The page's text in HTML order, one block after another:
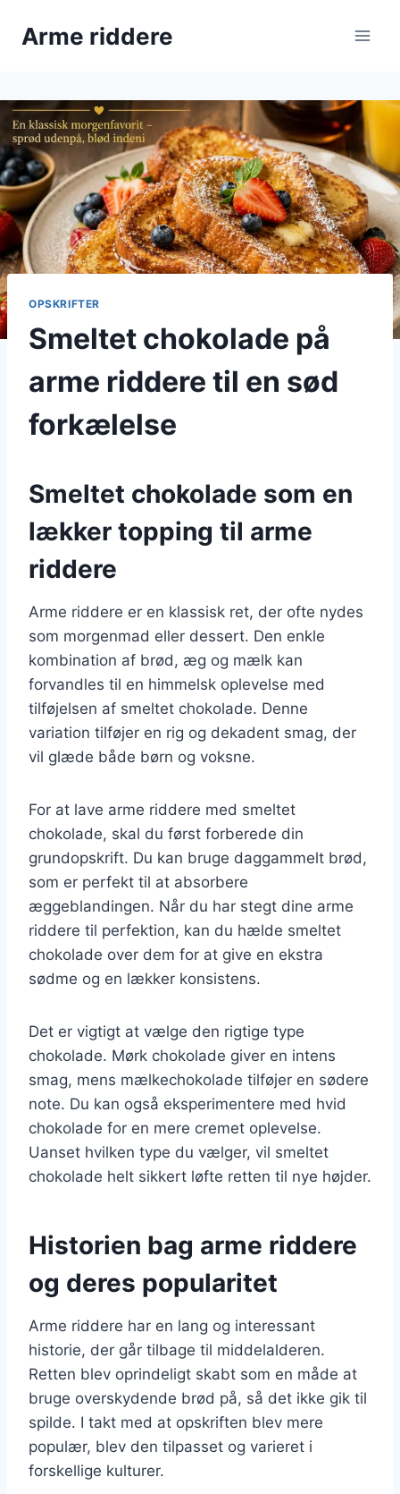
Arme riddere
OPSKRIFTER
Smeltet chokolade på
arme riddere til en sød
forkælelse
Smeltet chokolade som en
lækker topping til arme
riddere
Arme riddere er en klassisk ret, der ofte nydes
som morgenmad eller dessert. Den enkle
kombination af brød, æg og mælk kan
forvandles til en himmelsk oplevelse med
tilføjelsen af smeltet chokolade. Denne
variation tilføjer en rig og dekadent smag, der
vil glæde både børn og voksne.
For at lave arme riddere med smeltet
chokolade, skal du først forberede din
grundopskrift. Du kan bruge daggammelt brød,
som er perfekt til at absorbere
æggeblandingen. Når du har stegt dine arme
riddere til perfektion, kan du hælde smeltet
chokolade over dem for at give en ekstra
sødme og en lækker konsistens.
Det er vigtigt at vælge den rigtige type
chokolade. Mørk chokolade giver en intens
smag, mens mælkechokolade tilføjer en sødere
note. Du kan også eksperimentere med hvid
chokolade for en mere cremet oplevelse.
Uanset hvilken type du vælger, vil smeltet
chokolade helt sikkert løfte retten til nye højder.
Historien bag arme riddere
og deres popularitet
Arme riddere har en lang og interessant
historie, der går tilbage til middelalderen.
Retten blev oprindeligt skabt som en måde at
bruge overskydende brød på, så det ikke gik til
spilde. I takt med at opskriften blev mere
populær, blev den tilpasset og varieret i
forskellige kulturer.